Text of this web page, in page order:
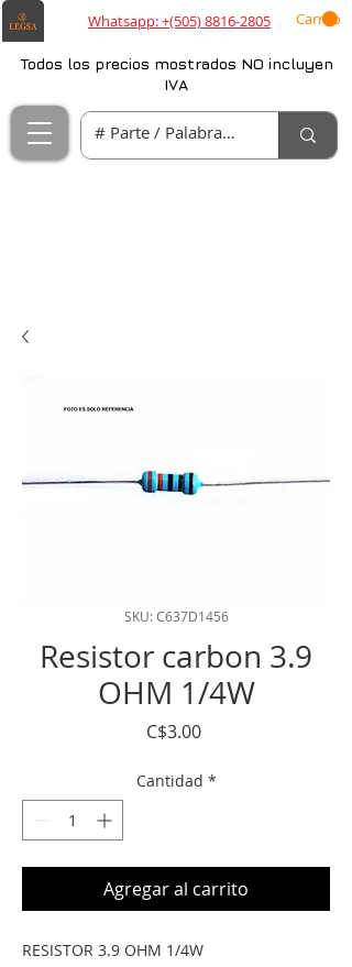
Whatsapp: +(505) 8816-2805 Carrito
Todos los precios mostrados NO incluyen
IVA
SKU: C637D1456
Resistor carbon 3.9
OHM 1/4W
C$3.00Precio
Cantidad *
Agregar al carrito
RESISTOR 3.9 OHM 1/4W